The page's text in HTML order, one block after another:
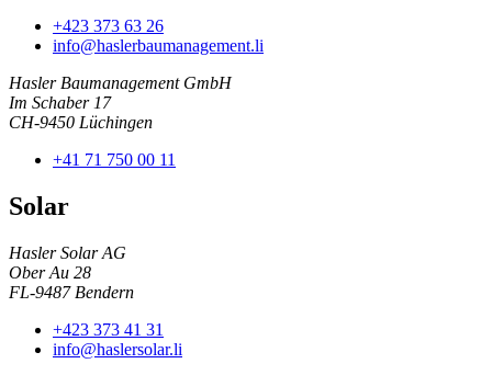
+423 373 63 26
info@haslerbaumanagement.li
Hasler Baumanagement GmbH
Im Schaber 17
CH-9450 Lüchingen
+41 71 750 00 11
Solar
Hasler Solar AG
Ober Au 28
FL-9487 Bendern
+423 373 41 31
info@haslersolar.li